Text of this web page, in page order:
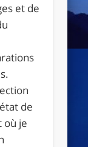
et de
de
où je